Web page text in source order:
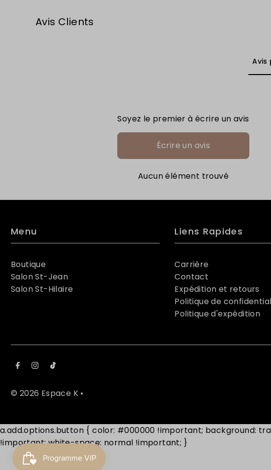
Avis Clients
Avis
Soyez le premier à écrire un avis
Écrire un avis
Aucun élément trouvé
Menu
Boutique
Salon St-Jean
Salon St-Hilaire
Liens Rapides
Carrière
Contact
Expédition et retours
Politique de
Politique d'expédition
© 2026 Espace K •
a.add.options.button { color: #000000 !important; background:
!important; white-space: normal !important; }